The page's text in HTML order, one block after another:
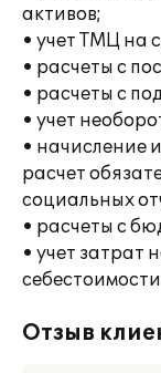
активов;
• учет ТМЦ на
• расчеты с
• расчеты с
• учет
• начисление
расчет
социальных
• расчеты с
• учет затрат
Отзыв